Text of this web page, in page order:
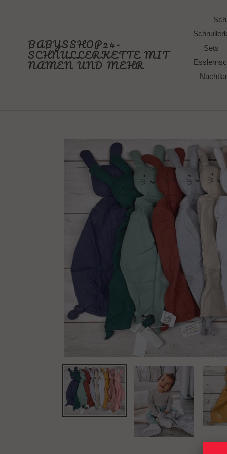
BABYSSHOP24-
SCHNULLERKETTE MIT
NAMEN UND MEHR
Sets